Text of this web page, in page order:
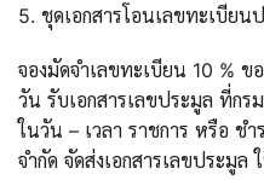
5. ชุดเอกสารโอนเลขทะเบียน
จองมัดจำเลขทะเบียน 10 % ข
วัน รับเอกสารเลขประมูล ที่ก
ในวัน – เวลา ราชการ หรือ ช
จำกัด จัดส่งเอกสารเลขประมูล